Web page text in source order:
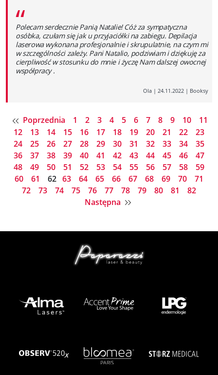
“
Polecam serdecznie Panią Natalie! Cóż za sympatyczna
osóbka, czułam się jak u przyjaciółki na zabiegu. Depilacja
laserowa wykonana profesjonalnie i skrupulatnie, na czym mi
w szczególności zależy. Pani Natalio, podziwiam i dziękuję za
cierpliwość w stosunku do mnie i życzę Nam dalszej owocnej
współpracy .
Ola | 24.11.2022 | Booksy
Poprzednia 1 2 3 4 5 6 7 8 9 10
11
12
13 14 15 16 17 18 19 20 21 22
23
24
25 26 27 28 29 30 31 32 33 34
35
36
37 38 39 40 41 42 43 44 45 46
47
48
49 50 51 52 53 54 55 56 57 58
59
60
61 62 63 64 65 66 67 68 69 70
71
72
73 74 75 76 77 78 79 80 81
82
Następna